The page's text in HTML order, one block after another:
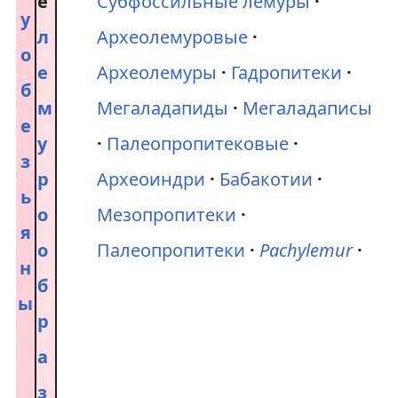
у
о
б
е
з
ь
я
н
ы
л
е
м
у
р
о
о
б
р
а
з
Археолемуровые
Археолемуры
Гадропитеки
Мегаладапиды
Мегаладаписы
Палеопропитековые
Археоиндри
Бабакотии
Мезопропитеки
Палеопропитеки
Pachylemur